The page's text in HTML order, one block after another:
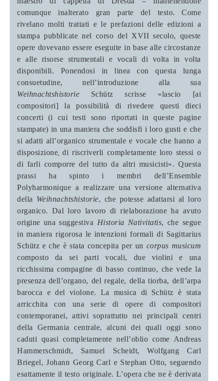
comunque inalterato gran parte del testo.
Come
rivelano molti trattati e le prefazioni delle edizioni a
stampa pubblicate nel corso del XVII secolo, queste
opere dovevano essere eseguite in base alle circostanze
e alle risorse strumentali e vocali di volta in volta
disponibili. Ponendosi in linea con questa lunga
consuetudine, nell’introduzione alla sua
Weihnachtshistorie Schütz scrisse «lascio [ai
compositori] la possibilità di rivedere questi dieci
concerti (i cui testi sono riportati in queste pagine
stampate) in una maniera che soddisfi i loro gusti e che
si adatti all’organico strumentale e vocale che hanno a
disposizione,di riscriverli completamente loro stessi o
di farli comporre del tutto da altri musicisti». Questa
prassi ha spinto i membri dell’Ensemble
Polyharmonique a realizzare una versione alternativa
della Weihnachtshistorie, che potesse adattarsi al loro
organico. Dal loro lavoro di rielaborazione ha avuto
origine una suggestiva Historia Nativitatis, che segue
in maniera rigorosa le intenzioni formali di Sagittarius
Schütz e che è stata concepita per un corpus musicum
composto da sei parti vocali, due violini e una
ricchissima compagine di basso continuo, che vede la
presenza dell’organo, del regale, della tiorba, dell’arpa
barocca e del violone. La musica di
Schütz è stata
arricchita con una serie di opere di compositori
contemporanei, attivi soprattutto nei principali centri
della Germania centrale, alcuni dei quali oggi sono
caduti quasi completamente nell’oblio come Andreas
Hammerschmidt, Samuel Scheidt, Wolfgang Carl
Briegel, Johann Georg Carl e Stephan Otto, seguendo
esattamente il testo originale. L’opera che ne è derivata